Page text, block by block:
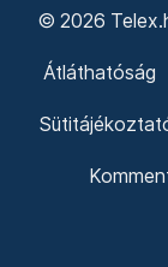
© 2026
Átláthatóság